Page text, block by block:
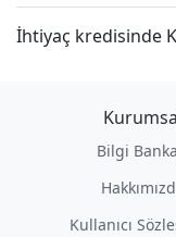
İhtiyaç kredisinde
Bilgi
Kullanıcı